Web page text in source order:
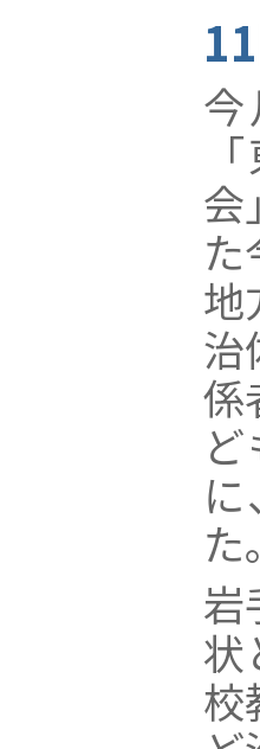
会
地
治
係
た。
岩
状
校